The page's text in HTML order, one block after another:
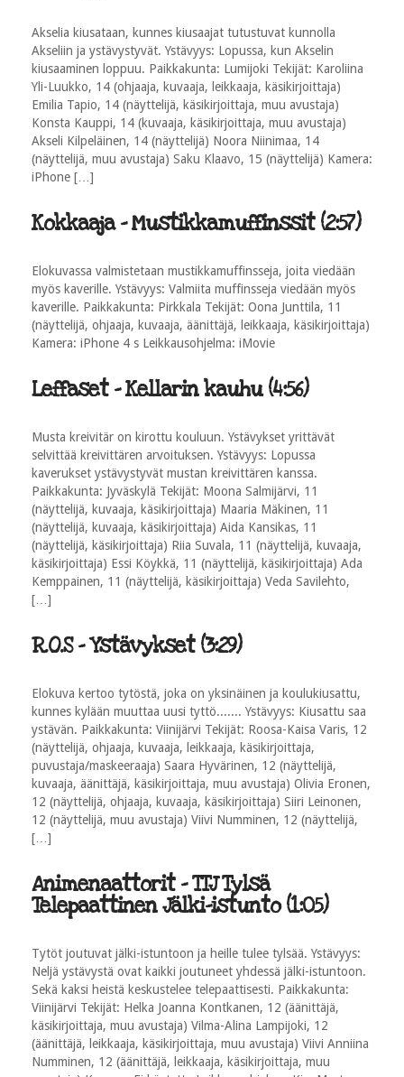
Akselia kiusataan, kunnes kiusaajat tutustuvat kunnolla
Akseliin ja ystävystyvät. Ystävyys: Lopussa, kun Akselin
kiusaaminen loppuu. Paikkakunta: Lumijoki Tekijät: Karoliina
Yli-Luukko, 14 (ohjaaja, kuvaaja, leikkaaja, käsikirjoittaja)
Emilia Tapio, 14 (näyttelijä, käsikirjoittaja, muu avustaja)
Konsta Kauppi, 14 (kuvaaja, käsikirjoittaja, muu avustaja)
Akseli Kilpeläinen, 14 (näyttelijä) Noora Niinimaa, 14
(näyttelijä, muu avustaja) Saku Klaavo, 15 (näyttelijä) Kamera:
iPhone […]
Kokkaaja - Mustikkamuffinssit (2:57)
Elokuvassa valmistetaan mustikkamuffinsseja, joita viedään
myös kaverille. Ystävyys: Valmiita muffinsseja viedään myös
kaverille. Paikkakunta: Pirkkala Tekijät: Oona Junttila, 11
(näyttelijä, ohjaaja, kuvaaja, äänittäjä, leikkaaja, käsikirjoittaja)
Kamera: iPhone 4 s Leikkausohjelma: iMovie
Leffaset - Kellarin kauhu (4:56)
Musta kreivitär on kirottu kouluun. Ystävykset yrittävät
selvittää kreivittären arvoituksen. Ystävyys: Lopussa
kaverukset ystävystyvät mustan kreivittären kanssa.
Paikkakunta: Jyväskylä Tekijät: Moona Salmijärvi, 11
(näyttelijä, kuvaaja, käsikirjoittaja) Maaria Mäkinen, 11
(näyttelijä, kuvaaja, käsikirjoittaja) Aida Kansikas, 11
(näyttelijä, käsikirjoittaja) Riia Suvala, 11 (näyttelijä, kuvaaja,
käsikirjoittaja) Essi Köykkä, 11 (näyttelijä, käsikirjoittaja) Ada
Kemppainen, 11 (näyttelijä, käsikirjoittaja) Veda Savilehto,
[…]
R.O.S - Ystävykset (3:29)
Elokuva kertoo tytöstä, joka on yksinäinen ja koulukiusattu,
kunnes kylään muuttaa uusi tyttö....... Ystävyys: Kiusattu saa
ystävän. Paikkakunta: Viinijärvi Tekijät: Roosa-Kaisa Varis, 12
(näyttelijä, ohjaaja, kuvaaja, leikkaaja, käsikirjoittaja,
puvustaja/maskeeraaja) Saara Hyvärinen, 12 (näyttelijä,
kuvaaja, äänittäjä, käsikirjoittaja, muu avustaja) Olivia Eronen,
12 (näyttelijä, ohjaaja, kuvaaja, käsikirjoittaja) Siiri Leinonen,
12 (näyttelijä, muu avustaja) Viivi Numminen, 12 (näyttelijä,
[…]
Animenaattorit - TTJ Tylsä
Telepaattinen Jälki-istunto (1:05)
Tytöt joutuvat jälki-istuntoon ja heille tulee tylsää. Ystävyys:
Neljä ystävystä ovat kaikki joutuneet yhdessä jälki-istuntoon.
Sekä kaksi heistä keskustelee telepaattisesti. Paikkakunta:
Viinijärvi Tekijät: Helka Joanna Kontkanen, 12 (äänittäjä,
käsikirjoittaja, muu avustaja) Vilma-Alina Lampijoki, 12
(äänittäjä, leikkaaja, käsikirjoittaja, muu avustaja) Viivi Anniina
Numminen, 12 (äänittäjä, leikkaaja, käsikirjoittaja, muu